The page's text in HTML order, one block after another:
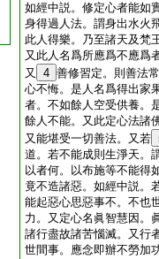
如經中説。修定心者能如
身得過人法。謂身出水火
此人得樂。乃至諸天及梵
又此人名爲所應爲不應爲
又
4 善修習定。則善法
心不悔。是人名爲得出家
者。不如餘人空受供養。
餘人不能。又此定心法諸
又能堪受一切善法。又若
道。若不能成則生淨天。
以者何。以布施等不能得
竟不造諸惡。如經中説。
能起惡心思惡事不。不也
力。又定心名眞智慧因。
諸行盡故諸苦惱滅。又行
世間事。應念即辦不勞加